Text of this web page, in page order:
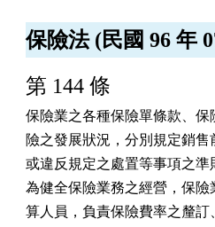
保險法 (民國 96 年
第 144 條
保險業之各種保險單條款、
險之發展狀況，分別規定銷
或違反規定之處置等事項之準
為健全保險業務之經營，保
算人員，負責保險費率之釐